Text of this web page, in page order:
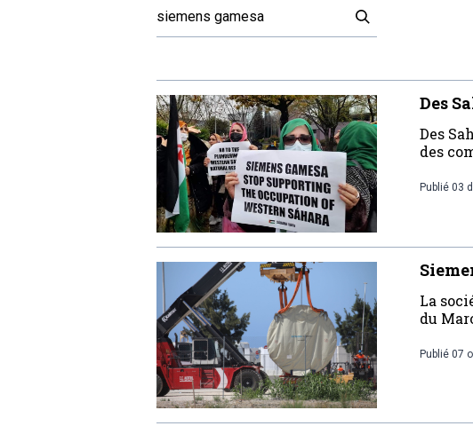
Des
Des
des
Publié 03
La
du
Publié 07